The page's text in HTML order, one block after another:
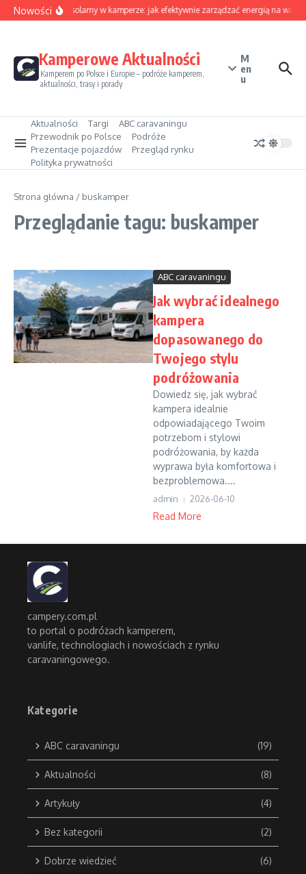
Przejdź do treści
NowościSezon solarny w kamperze: jak efektywnie zarządzać energią na
Kamperowe Aktualności
Kamperem po Polsce i Europie – podróże kamperem,
aktualności, trasy i porady
M
en
u
Aktualności Targi
ABC caravaningu
Przewodnik po Polsce
Podróże
Prezentacje pojazdów
Przegląd rynku
Polityka prywatności
Strona główna / buskamper
Przeglądanie tagu: buskamper
ABC caravaningu
Jak wybrać idealnego
kampera
dopasowanego do
Twojego stylu
podróżowania
Dowiedz się, jak wybrać
kampera idealnie
odpowiadającego Twoim
potrzebom i stylowi
podróżowania, by każda
wyprawa była komfortowa i
bezproblemowa....
admin 2026-06-10
Read More
campery.com.pl
to portal o podróżach kamperem,
vanlife, technologiach i nowościach z rynku
caravaningowego.
Kategorie
ABC caravaningu (19)
Aktualności (8)
Artykuły (4)
Bez kategorii (2)
Dobrze wiedzieć (6)